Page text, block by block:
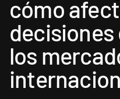
cómo
decisiones
los